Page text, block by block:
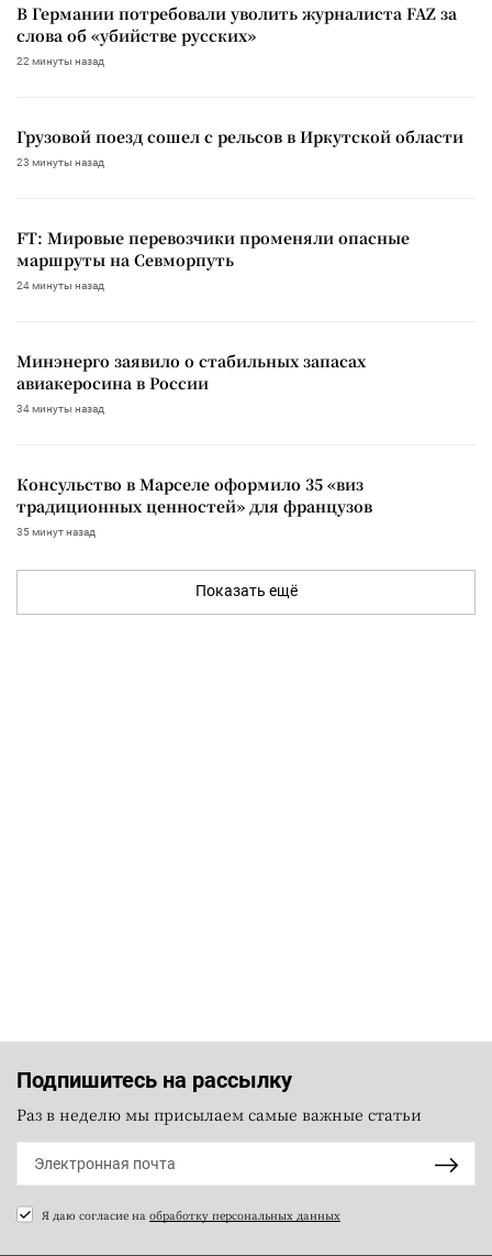
В Германии потребовали уволить журналиста FAZ за
слова об «убийстве русских»
22 минуты назад
Грузовой поезд сошел с рельсов в Иркутской области
23 минуты назад
FT: Мировые перевозчики променяли опасные
маршруты на Севморпуть
24 минуты назад
Минэнерго заявило о стабильных запасах
авиакеросина в России
34 минуты назад
Консульство в Марселе оформило 35 «виз
традиционных ценностей» для французов
35 минут назад
Показать ещё
Подпишитесь на рассылку
Раз в неделю мы присылаем самые важные статьи
Я даю согласие на обработку персональных данных